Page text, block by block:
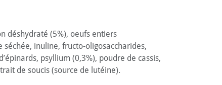
déshydraté (5%), oeufs entiers
inuline, fructo-oligosaccharides,
psyllium (0,3%), poudre de cassis,
de soucis (source de lutéine).